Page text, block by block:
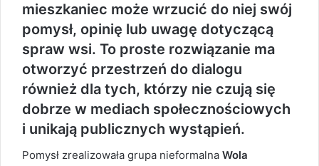
mieszkaniec może wrzucić do niej swój
pomysł, opinię lub uwagę dotyczącą
spraw wsi. To proste rozwiązanie ma
otworzyć przestrzeń do dialogu
również dla tych, którzy nie czują się
dobrze w mediach społecznościowych
i unikają publicznych wystąpień.
Pomysł zrealizowała grupa nieformalna Wola